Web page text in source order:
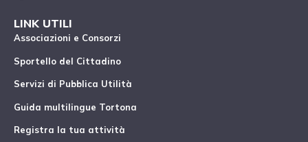
LINK UTILI
Associazioni e Consorzi
Sportello del Cittadino
Servizi di Pubblica Utilità
Guida multilingue Tortona
Registra la tua attività